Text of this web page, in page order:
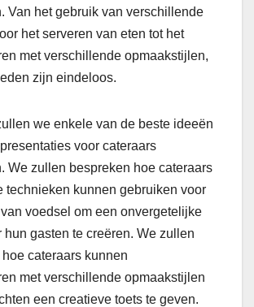
Van het gebruik van verschillende
het serveren van eten tot het
met verschillende opmaakstijlen,
zijn eindeloos.
we enkele van de beste ideeën
voor cateraars
We zullen bespreken hoe cateraars
technieken kunnen gebruiken voor
voedsel om een onvergetelijke
hun gasten te creëren. We zullen
cateraars kunnen
met verschillende opmaakstijlen
een creatieve toets te geven.